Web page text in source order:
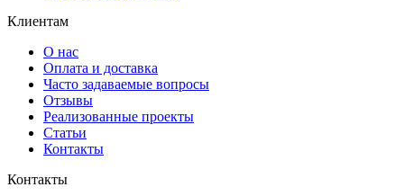
Клиентам
О нас
Оплата и доставка
Часто задаваемые вопросы
Отзывы
Реализованные проекты
Статьи
Контакты
Контакты